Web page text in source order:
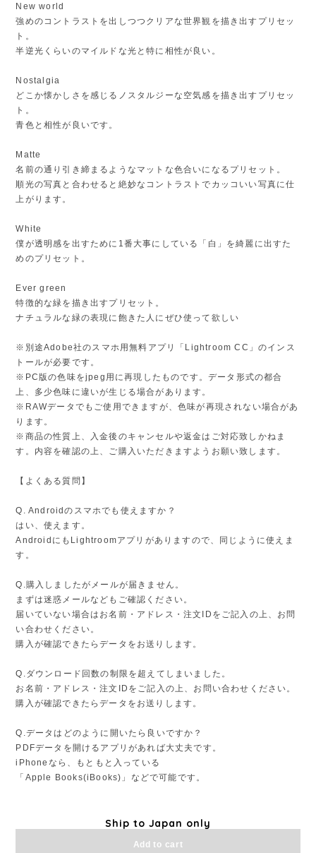
New world
強めのコントラストを出しつつクリアな世界観を描き出すプリセッ
ト。
半逆光くらいのマイルドな光と特に相性が良い。
Nostalgia
どこか懐かしさを感じるノスタルジーな空気感を描き出すプリセッ
ト。
青色と相性が良いです。
Matte
名前の通り引き締まるようなマットな色合いになるプリセット。
順光の写真と合わせると絶妙なコントラストでカッコいい写真に仕
上がります。
White
僕が透明感を出すために1番大事にしている「白」を綺麗に出すた
めのプリセット。
Ever green
特徴的な緑を描き出すプリセット。
ナチュラルな緑の表現に飽きた人にぜひ使って欲しい
※別途Adobe社のスマホ用無料アプリ「Lightroom CC」のインス
トールが必要です。
※PC版の色味をjpeg用に再現したものです。データ形式の都合
上、多少色味に違いが生じる場合があります。
※RAWデータでもご使用できますが、色味が再現されない場合があ
ります。
※商品の性質上、入金後のキャンセルや返金はご対応致しかねま
す。内容を確認の上、ご購入いただきますようお願い致します。
【よくある質問】
Q. Androidのスマホでも使えますか？
はい、使えます。
AndroidにもLightroomアプリがありますので、同じように使えま
す。
Q.購入しましたがメールが届きません。
まずは迷惑メールなどもご確認ください。
届いていない場合はお名前・アドレス・注文IDをご記入の上、お問
い合わせください。
購入が確認できたらデータをお送りします。
Q.ダウンロード回数の制限を超えてしまいました。
お名前・アドレス・注文IDをご記入の上、お問い合わせください。
購入が確認できたらデータをお送りします。
Q.データはどのように開いたら良いですか？
PDFデータを開けるアプリがあれば大丈夫です。
iPhoneなら、もともと入っている
「Apple Books(iBooks)」などで可能です。
Ship to Japan only
Add to cart